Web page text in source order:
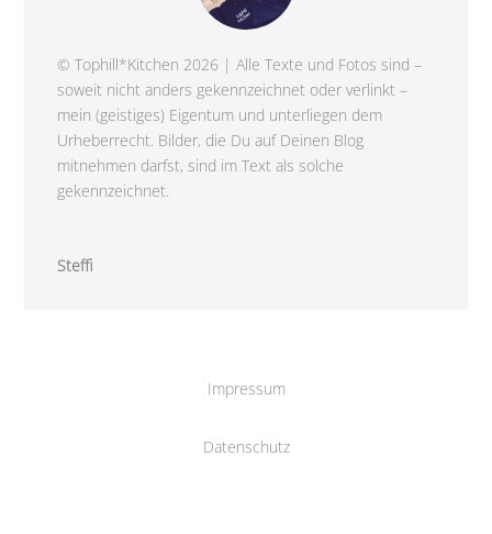
© Tophill*Kitchen 2026 | Alle Texte und Fotos sind –
soweit nicht anders gekennzeichnet oder verlinkt –
mein (geistiges) Eigentum und unterliegen dem
Urheberrecht. Bilder, die Du auf Deinen Blog
mitnehmen darfst, sind im Text als solche
gekennzeichnet.
Steffi
Impressum
Datenschutz